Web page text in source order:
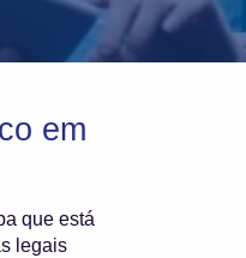
em
que está
legais